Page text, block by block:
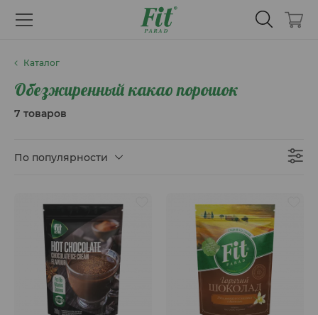
Каталог
Обезжиренный какао порошок
7 товаров
По популярности